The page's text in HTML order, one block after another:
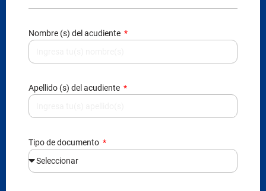
Nombre (s) del acudiente
Apellido (s) del acudiente
Tipo de documento